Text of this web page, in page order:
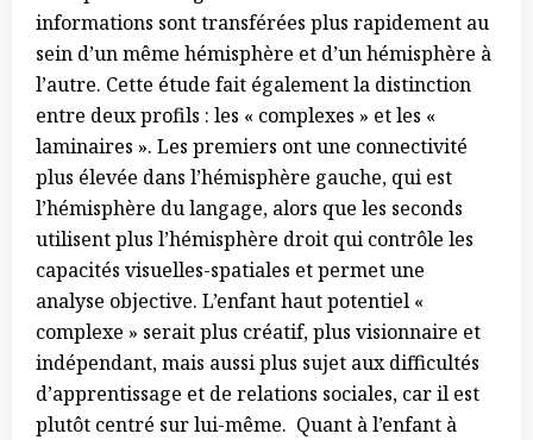
informations sont transférées plus rapidement au
sein d’un même hémisphère et d’un hémisphère à
l’autre. Cette étude fait également la distinction
entre deux profils : les « complexes » et les «
laminaires ». Les premiers ont une connectivité
plus élevée dans l’hémisphère gauche, qui est
l’hémisphère du langage, alors que les seconds
utilisent plus l’hémisphère droit qui contrôle les
capacités visuelles-spatiales et permet une
analyse objective. L’enfant haut potentiel «
complexe » serait plus créatif, plus visionnaire et
indépendant, mais aussi plus sujet aux difficultés
d’apprentissage et de relations sociales, car il est
plutôt centré sur lui-même. Quant à l’enfant à